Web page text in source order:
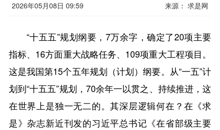
2026年05月08日 09:59 来源： 求是网
“十五五”规划纲要，7万余字，确定了20项主要
指标、16方面重大战略任务、109项重大工程项目。
这是我国第15个五年规划（计划）纲要。从“一五”计
划到“十五五”规划，70余年一以贯之、持续推进，这
在世界上是独一无二的。其深层逻辑何在？在《求
是》杂志新近刊发的习近平总书记《在省部级主要